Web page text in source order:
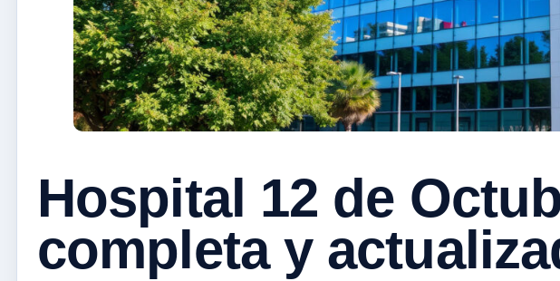
Hospital 12 de
completa y